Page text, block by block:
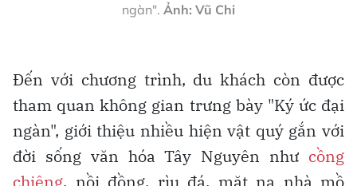
ngàn". Ảnh: Vũ Chi
Đến với chương trình, du khách còn được
tham quan không gian trưng bày "Ký ức đại
ngàn", giới thiệu nhiều hiện vật quý gắn với
đời sống văn hóa Tây Nguyên như cồng